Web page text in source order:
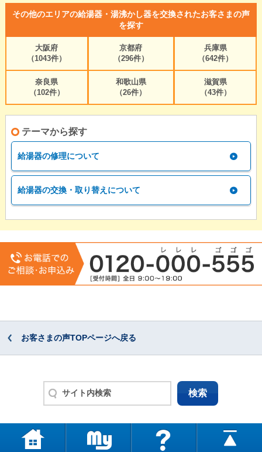
その他のエリアの給湯器・湯沸かし器を交換されたお客さまの声
を探す
大阪府
（1043件）
京都府
（296件）
兵庫県
（642件）
奈良県
（102件）
和歌山県
（26件）
滋賀県
（43件）
テーマから探す
給湯器の修理について
給湯器の交換・取り替えについて
お客さまの声TOPページへ戻る